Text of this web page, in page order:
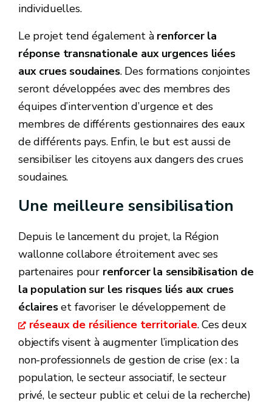
individuelles.
Le projet tend également à renforcer la
réponse transnationale aux urgences liées
aux crues soudaines. Des formations conjointes
seront développées avec des membres des
équipes d’intervention d’urgence et des
membres de différents gestionnaires des eaux
de différents pays. Enfin, le but est aussi de
sensibiliser les citoyens aux dangers des crues
soudaines.
Une meilleure sensibilisation
Depuis le lancement du projet, la Région
wallonne collabore étroitement avec ses
partenaires pour renforcer la sensibilisation de
la population sur les risques liés aux crues
éclaireset favoriser le développement de
réseaux de résilience territoriale. Ces deux
objectifs visent à augmenter l’implication des
non-professionnels de gestion de crise (ex : la
population, le secteur associatif, le secteur
privé, le secteur public et celui de la recherche)